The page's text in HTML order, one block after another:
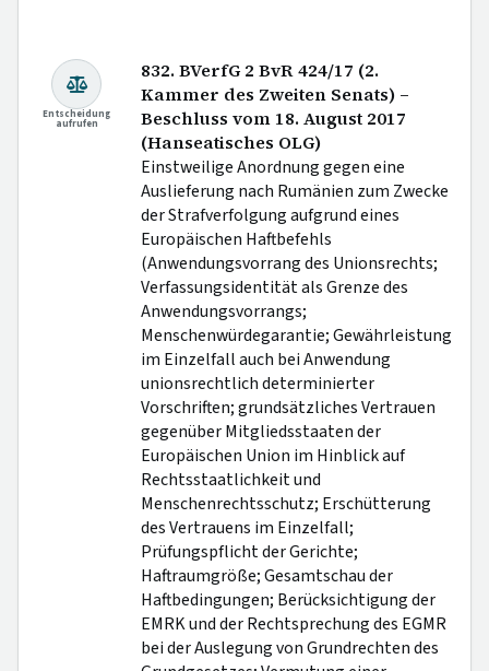
Entscheidung
aufrufen
832. BVerfG 2 BvR 424/17 (2.
Kammer des Zweiten Senats) –
Beschluss vom 18. August 2017
(Hanseatisches OLG)
Einstweilige Anordnung gegen eine
Auslieferung nach Rumänien zum Zwecke
der Strafverfolgung aufgrund eines
Europäischen Haftbefehls
(Anwendungsvorrang des Unionsrechts;
Verfassungsidentität als Grenze des
Anwendungsvorrangs;
Menschenwürdegarantie; Gewährleistung
im Einzelfall auch bei Anwendung
unionsrechtlich determinierter
Vorschriften; grundsätzliches Vertrauen
gegenüber Mitgliedsstaaten der
Europäischen Union im Hinblick auf
Rechtsstaatlichkeit und
Menschenrechtsschutz; Erschütterung
des Vertrauens im Einzelfall;
Prüfungspflicht der Gerichte;
Haftraumgröße; Gesamtschau der
Haftbedingungen; Berücksichtigung der
EMRK und der Rechtsprechung des EGMR
bei der Auslegung von Grundrechten des